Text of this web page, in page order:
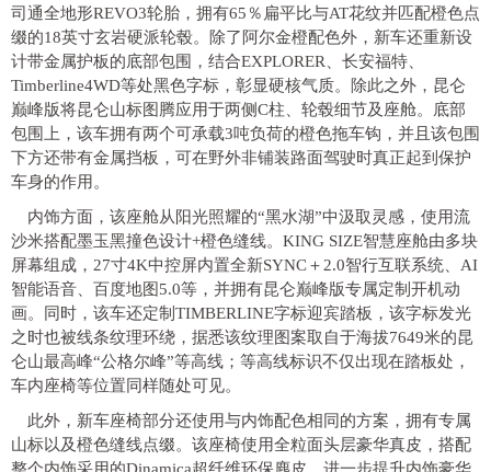
司通全地形REVO3轮胎，拥有65％扁平比与AT花纹并匹配橙色点
缀的18英寸玄岩硬派轮毂。除了阿尔金橙配色外，新车还重新设
计带金属护板的底部包围，结合EXPLORER、长安福特、
Timberline4WD等处黑色字标，彰显硬核气质。除此之外，昆仑
巅峰版将昆仑山标图腾应用于两侧C柱、轮毂细节及座舱。底部
包围上，该车拥有两个可承载3吨负荷的橙色拖车钩，并且该包围
下方还带有金属挡板，可在野外非铺装路面驾驶时真正起到保护
车身的作用。
内饰方面，该座舱从阳光照耀的“黑水湖”中汲取灵感，使用流
沙米搭配墨玉黑撞色设计+橙色缝线。KING SIZE智慧座舱由多块
屏幕组成，27寸4K中控屏内置全新SYNC＋2.0智行互联系统、AI
智能语音、百度地图5.0等，并拥有昆仑巅峰版专属定制开机动
画。同时，该车还定制TIMBERLINE字标迎宾踏板，该字标发光
之时也被线条纹理环绕，据悉该纹理图案取自于海拔7649米的昆
仑山最高峰“公格尔峰”等高线；等高线标识不仅出现在踏板处，
车内座椅等位置同样随处可见。
此外，新车座椅部分还使用与内饰配色相同的方案，拥有专属
山标以及橙色缝线点缀。该座椅使用全粒面头层豪华真皮，搭配